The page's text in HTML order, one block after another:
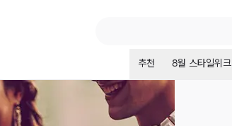
추천 8월 스타일위크